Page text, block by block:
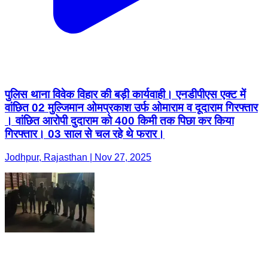
पुलिस थाना विवेक विहार की बड़ी कार्यवाही। एनडीपीएस एक्ट में
वांछित 02 मुल्जिमान ओमप्रकाश उर्फ ओमाराम व दूदाराम गिरफ्तार
। वांछित आरोपी दुदाराम को 400 किमी तक पिछा कर किया
गिरफ्तार। 03 साल से चल रहे थे फरार।
Jodhpur, Rajasthan | Nov 27, 2025